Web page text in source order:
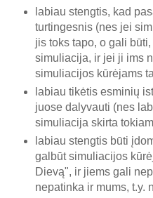
labiau stengtis, kad
turtingesnis (nes jei
jis toks tapo, o gali
simuliacija, ir jei ji ims
simuliacijos kūrėjams
labiau tikėtis esminių
juose dalyvauti (nes
simuliacija skirta
labiau stengtis būti
galbūt simuliacijos
Dievą", ir jiems gali
nepatinka ir mums, t.y.